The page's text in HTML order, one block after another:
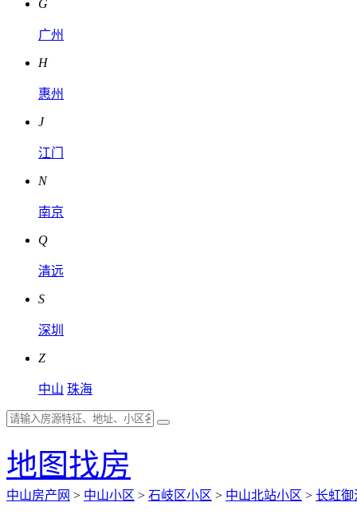
G
广州
H
惠州
J
江门
N
南京
Q
清远
S
深圳
Z
中山 珠海
地图找房
中山房产网 > 中山小区 > 石岐区小区 > 中山北站小区 > 长虹御